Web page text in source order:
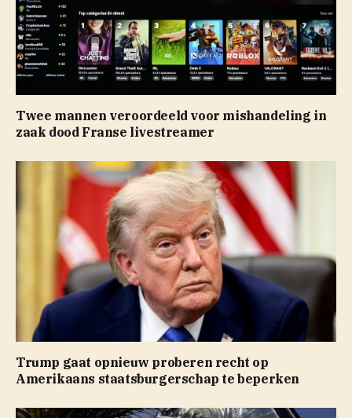
Twee mannen veroordeeld voor mishandeling in
zaak dood Franse livestreamer
Trump gaat opnieuw proberen recht op
Amerikaans staatsburgerschap te beperken